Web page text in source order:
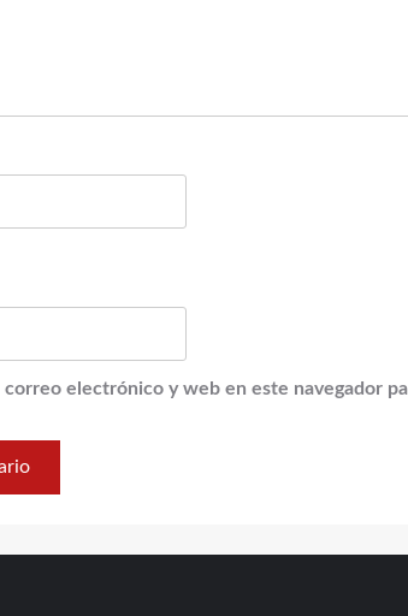
electrónico y web en este navegador